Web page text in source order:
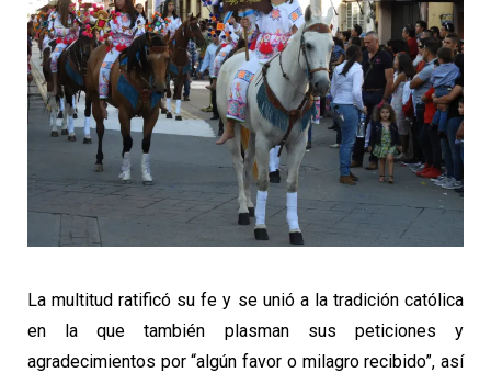
La multitud ratificó su fe y se unió a la tradición católica
en la que también plasman sus peticiones y
agradecimientos por “algún favor o milagro recibido”, así